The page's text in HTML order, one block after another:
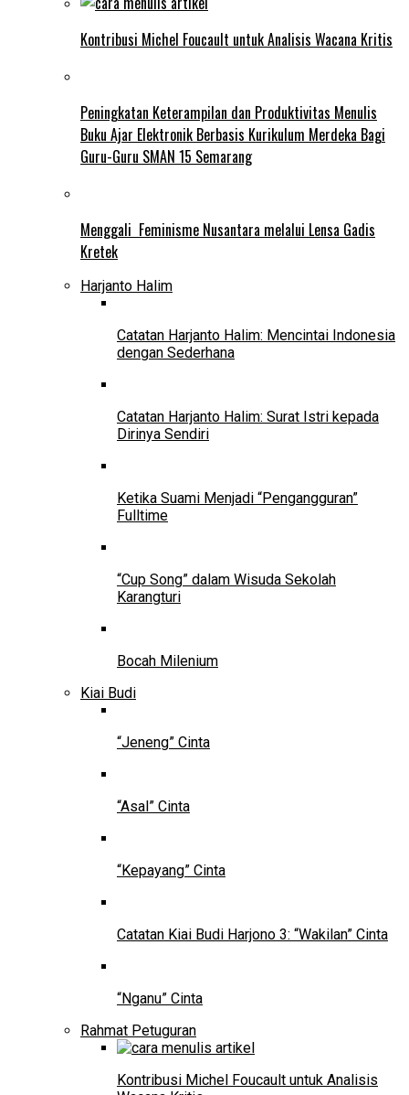
Kontribusi Michel Foucault untuk Analisis Wacana Kritis
Peningkatan Keterampilan dan Produktivitas Menulis
Buku Ajar Elektronik Berbasis Kurikulum Merdeka Bagi
Guru-Guru SMAN 15 Semarang
Menggali Feminisme Nusantara melalui Lensa Gadis
Kretek
Harjanto Halim
Catatan Harjanto Halim: Mencintai Indonesia
dengan Sederhana
Catatan Harjanto Halim: Surat Istri kepada
Dirinya Sendiri
Ketika Suami Menjadi “Pengangguran”
Fulltime
“Cup Song” dalam Wisuda Sekolah
Karangturi
Bocah Milenium
Kiai Budi
“Jeneng” Cinta
“Asal” Cinta
“Kepayang” Cinta
Catatan Kiai Budi Harjono 3: “Wakilan” Cinta
“Nganu” Cinta
Rahmat Petuguran
Kontribusi Michel Foucault untuk Analisis